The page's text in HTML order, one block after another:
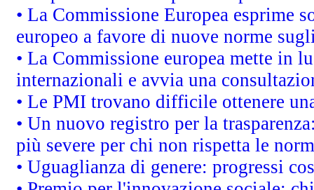
• La Commissione Europea esprime
europeo a favore di nuove norme
• La Commissione europea mette in
internazionali e avvia una
• Le PMI trovano difficile ottenere
• Un nuovo registro per la
più severe per chi non rispetta le
• Uguaglianza di genere: progressi